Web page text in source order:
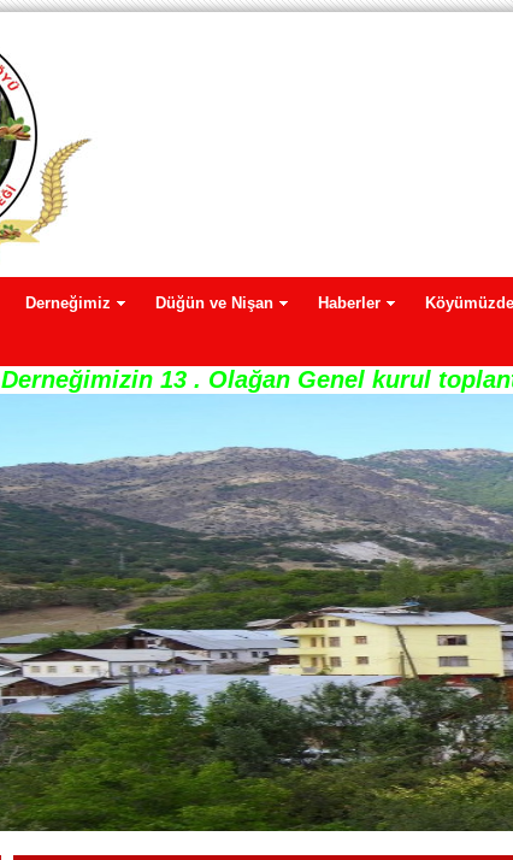
Derneğimiz Düğün ve Nişan Haberler
Derneğimizin 13 . Olağan Genel kurul